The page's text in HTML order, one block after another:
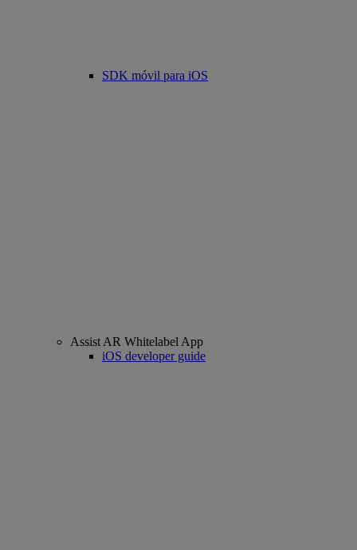
SDK móvil para iOS
Assist AR Whitelabel App
iOS developer guide